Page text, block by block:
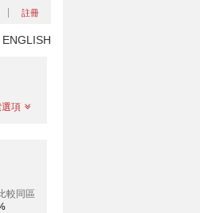
註冊
ENGLISH
項
較同區